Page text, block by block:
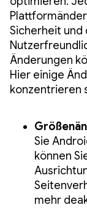
Sicherheit und
Änderungen
Hier einige
konzentrieren
Sie
können
mehr